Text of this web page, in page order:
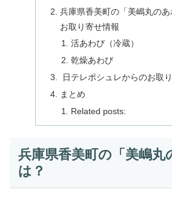
兵庫県香美町の「美嶋丸のあ
お取り寄せ情報
活あわび（冷蔵）
乾燥あわび
日テレポシュレからのお取
まとめ
Related posts:
兵庫県香美町の「美嶋丸
は？